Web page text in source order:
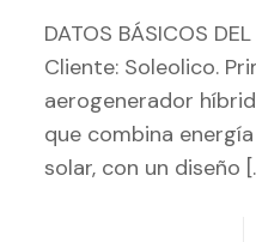
DATOS BÁSICOS
Cliente: Soleolico.
aerogenerador
que combina
solar, con un diseño